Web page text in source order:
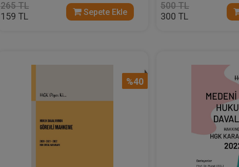
265 TL
159 TL Sepete Ekle
500 TL
300 TL
%40